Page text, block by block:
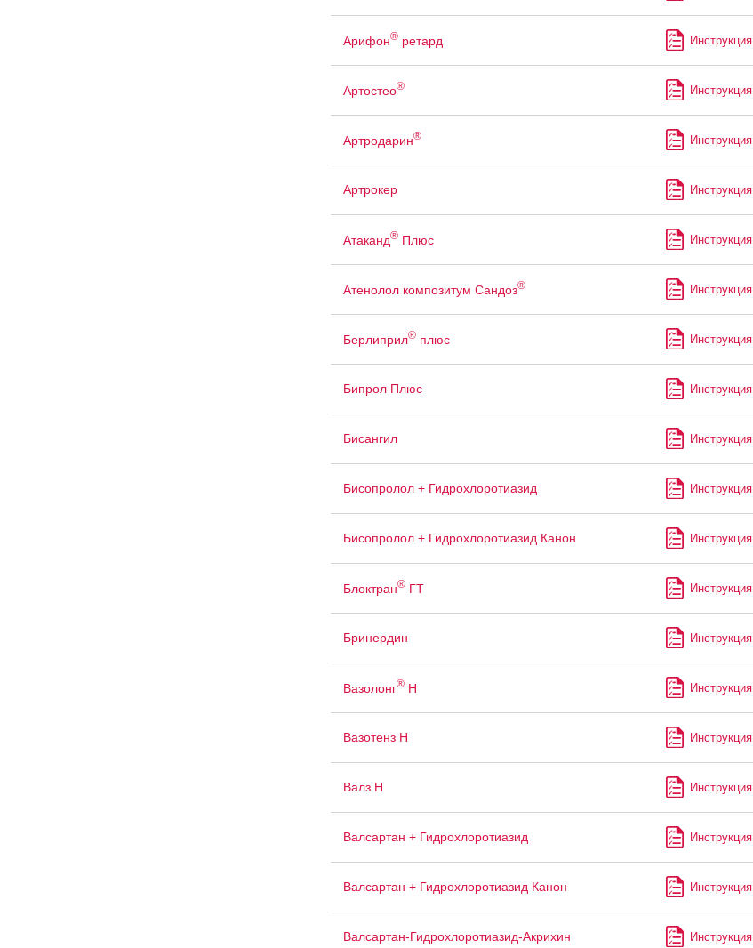
Арифон®ретард Инструкция
Артостео® Инструкция
Артродарин® Инструкция
Артрокер Инструкция
Атаканд®Плюс Инструкция
Атенолол композитум Сандоз® Инструкция
Берлиприл®плюс Инструкция
Бипрол Плюс Инструкция
Бисангил Инструкция
Бисопролол + Гидрохлоротиазид Инструкция
Бисопролол + Гидрохлоротиазид Канон Инструкция
Блоктран®ГТ Инструкция
Бринердин Инструкция
Вазолонг®Н Инструкция
Вазотенз Н Инструкция
Валз Н Инструкция
Валсартан + Гидрохлоротиазид Инструкция
Валсартан + Гидрохлоротиазид Канон Инструкция
Валсартан-Гидрохлоротиазид-Акрихин Инструкция